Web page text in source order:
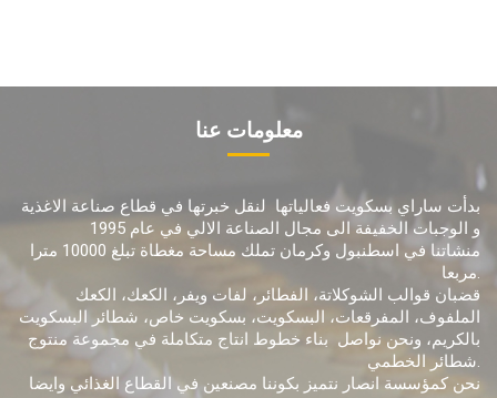
معلومات عنا
بدأت ساراي بسكويت فعالياتها لنقل خبرتها في قطاع صناعة الاغذية
و الوجبات الخفيفة الى مجال الصناعة الالي في عام 1995
مربعا.
قضبان قوالب الشوكلاتة، الفطائر، لفات ويفر، الكعك، الكعك
الملفوف، المفرقعات، البسكويت، بسكويت خاص، شطائر البسكويت
بالكريم، ونحن نواصل بناء خطوط انتاج متكاملة في مجموعة منتوج
شطائر الخطمي.
نحن كمؤسسة انصار نتميز بكوننا مصنعين في القطاع الغذائي وايضا